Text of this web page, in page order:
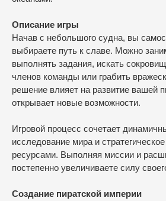
Описание игры
Начав с небольшого судна, вы
выбираете путь к славе. Можно
выполнять задания, искать
членов команды или грабить
решение влияет на развитие вашей
открывает новые возможности.
Игровой процесс сочетает
исследование мира и
ресурсами. Выполняя миссии и
постепенно увеличиваете силу
Создание пиратской империи